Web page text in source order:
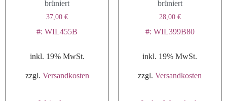
brüniert
37,00€
#: WIL455B
inkl. 19% MwSt.
zzgl. Versandkosten
brüniert
28,00 €
#: WIL399B80
inkl. 19% MwSt.
zzgl.Versandkosten